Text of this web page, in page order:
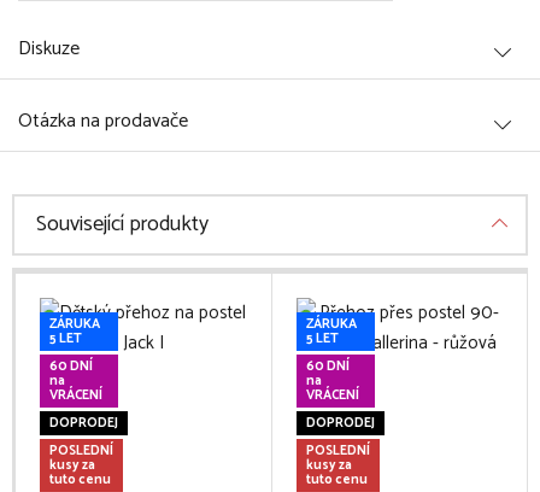
Diskuze
Otázka na prodavače
Související produkty
ZÁRUKA
5 LET
60 DNÍ
na
VRÁCENÍ
DOPRODEJ
POSLEDNÍ
kusy za
tuto cenu
ZÁRUKA
5 LET
60 DNÍ
na
VRÁCENÍ
DOPRODEJ
POSLEDNÍ
kusy za
tuto cenu